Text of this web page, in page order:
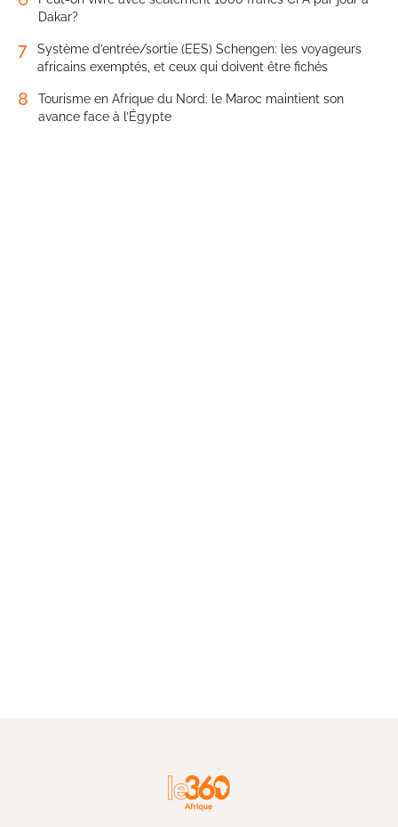
Dakar?
7
Système d’entrée/sortie (EES) Schengen: les voyageurs
africains exemptés, et ceux qui doivent être fichés
8
Tourisme en Afrique du Nord: le Maroc maintient son
avance face à l’Égypte